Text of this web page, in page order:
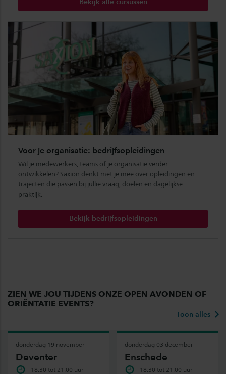
Bekijk alle cursussen
Voor je organisatie: bedrijfsopleidingen
Wil je medewerkers, teams of je organisatie verder
ontwikkelen? Saxion denkt met je mee over opleidingen en
trajecten die passen bij jullie vraag, doelen en dagelijkse
praktijk.
Bekijk bedrijfsopleidingen
ZIEN WE JOU TIJDENS ONZE OPEN AVONDEN OF
ORIËNTATIE EVENTS?
Toon alles
donderdag 19 november
Deventer
18:30 tot 21:00 uur
donderdag 03 december
Enschede
18:30 tot 21:00 uur